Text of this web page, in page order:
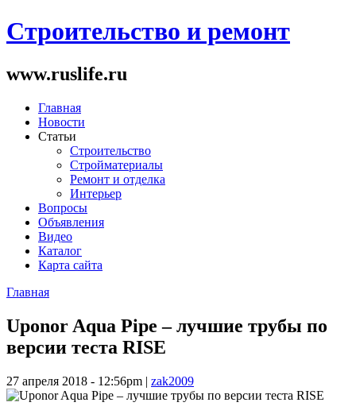
Строительство и ремонт
www.ruslife.ru
Главная
Новости
Статьи
Строительство
Стройматериалы
Ремонт и отделка
Интерьер
Вопросы
Объявления
Видео
Каталог
Карта сайта
Главная
Uponor Aqua Pipe – лучшие трубы по
версии теста RISE
27 апреля 2018 - 12:56pm | zak2009